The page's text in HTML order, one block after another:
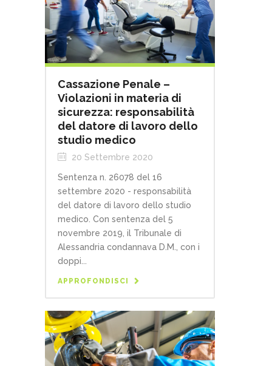
Cassazione Penale –
Violazioni in materia di
sicurezza: responsabilità
del datore di lavoro dello
studio medico
20 Settembre 2020
Sentenza n. 26078 del 16
settembre 2020 - responsabilità
del datore di lavoro dello studio
medico. Con sentenza del 5
novembre 2019, il Tribunale di
Alessandria condannava D.M., con i
doppi...
APPROFONDISCI